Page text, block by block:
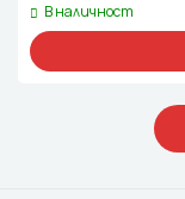
В наличност